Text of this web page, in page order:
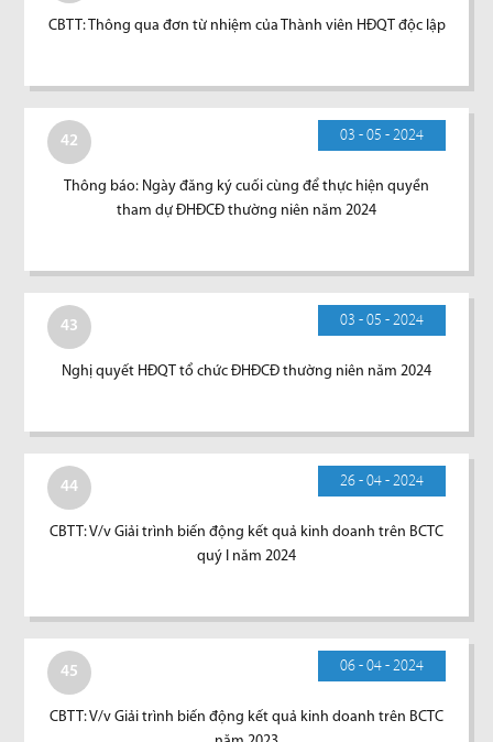
CBTT: Thông qua đơn từ nhiệm của Thành viên HĐQT độc lập
42 03 - 05 - 2024
Thông báo: Ngày đăng ký cuối cùng để thực hiện quyền
tham dự ĐHĐCĐ thường niên năm 2024
43 03 - 05 - 2024
Nghị quyết HĐQT tổ chức ĐHĐCĐ thường niên năm 2024
44 26 - 04 - 2024
CBTT: V/v Giải trình biến động kết quả kinh doanh trên BCTC
quý I năm 2024
45 06 - 04 - 2024
CBTT: V/v Giải trình biến động kết quả kinh doanh trên BCTC